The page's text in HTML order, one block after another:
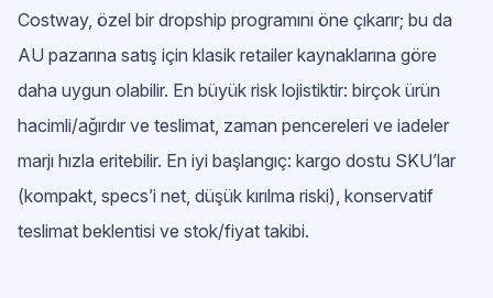
Costway, özel bir dropship programını öne çıkarır; bu da
AU pazarına satış için klasik retailer kaynaklarına göre
daha uygun olabilir. En büyük risk lojistiktir: birçok ürün
hacimli/ağırdır ve teslimat, zaman pencereleri ve iadeler
marjı hızla eritebilir. En iyi başlangıç: kargo dostu SKU’lar
(kompakt, specs’i net, düşük kırılma riski), konservatif
teslimat beklentisi ve stok/fiyat takibi.